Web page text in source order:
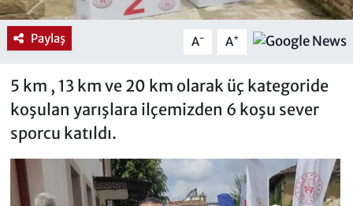
Paylaş A- A+
5 km , 13 km ve 20 km olarak üç kategoride
koşulan yarışlara ilçemizden 6 koşu sever
sporcu katıldı.